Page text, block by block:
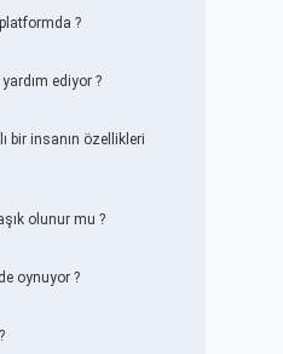
?
ediyor ?
bir insanın özellikleri
olunur mu ?
oynuyor ?